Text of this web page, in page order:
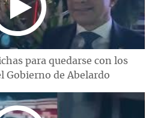
para quedarse con los
Gobierno de Abelardo